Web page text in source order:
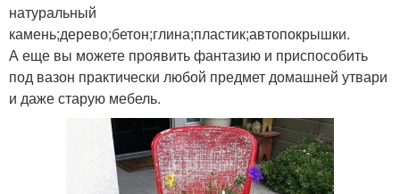
натуральный
камень;дерево;бетон;глина;пластик;автопокрышки.
А еще вы можете проявить фантазию и приспособить
под вазон практически любой предмет домашней утвари
и даже старую мебель.